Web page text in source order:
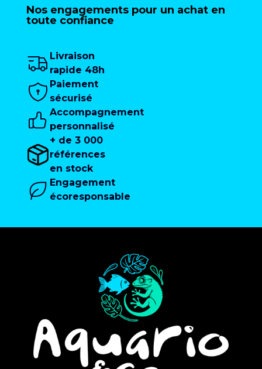
Nos engagements pour un achat en
toute confiance
Livraison
rapide 48h
Paiement
sécurisé
Accompagnement
personnalisé
+ de 3 000
références
en stock
Engagement
écoresponsable